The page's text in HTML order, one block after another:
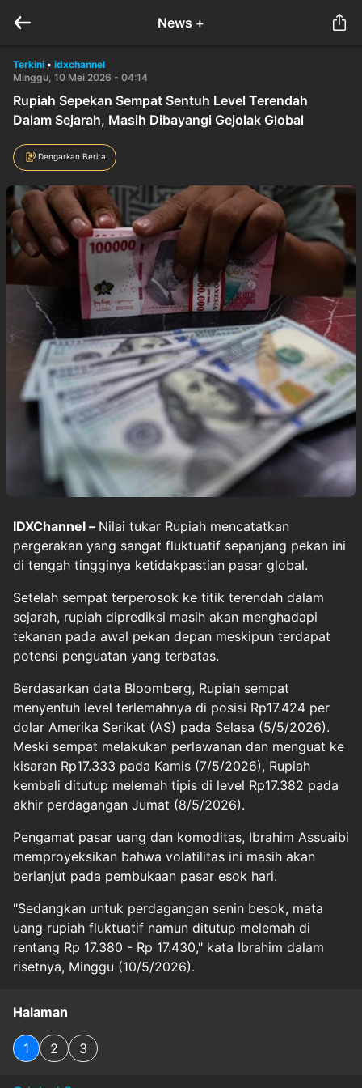
News +
Terkini • idxchannel
Minggu, 10 Mei 2026 - 04:14
Rupiah Sepekan Sempat Sentuh Level Terendah
Dalam Sejarah, Masih Dibayangi Gejolak Global
Dengarkan Berita
IDXChannel – Nilai tukar Rupiah mencatatkan
pergerakan yang sangat fluktuatif sepanjang pekan ini
di tengah tingginya ketidakpastian pasar global.
Setelah sempat terperosok ke titik terendah dalam
sejarah, rupiah diprediksi masih akan menghadapi
tekanan pada awal pekan depan meskipun terdapat
potensi penguatan yang terbatas.
Berdasarkan data Bloomberg, Rupiah sempat
menyentuh level terlemahnya di posisi Rp17.424 per
dolar Amerika Serikat (AS) pada Selasa (5/5/2026).
Meski sempat melakukan perlawanan dan menguat ke
kisaran Rp17.333 pada Kamis (7/5/2026), Rupiah
kembali ditutup melemah tipis di level Rp17.382 pada
akhir perdagangan Jumat (8/5/2026).
Pengamat pasar uang dan komoditas, Ibrahim Assuaibi
memproyeksikan bahwa volatilitas ini masih akan
berlanjut pada pembukaan pasar esok hari.
"Sedangkan untuk perdagangan senin besok, mata
uang rupiah fluktuatif namun ditutup melemah di
rentang Rp 17.380 - Rp 17.430," kata Ibrahim dalam
risetnya, Minggu (10/5/2026).
Halaman
1 2 3